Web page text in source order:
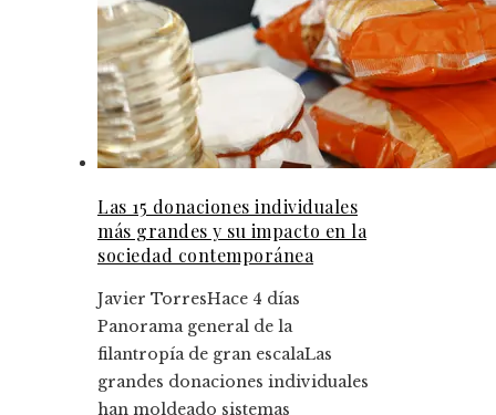
Las 15 donaciones individuales
más grandes y su impacto en la
sociedad contemporánea
Javier TorresHace 4 días
Panorama general de la
filantropía de gran escalaLas
grandes donaciones individuales
han moldeado sistemas